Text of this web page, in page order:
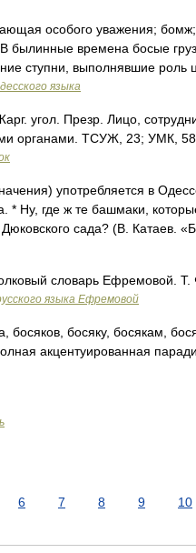
особого уважения;
В былинные времена босые
ступни, выполнявшие роль
языка
угол. Презр. Лицо,
органами. ТСУЖ, 23; УМК,
употребляется в
* Ну, где ж те башмаки,
сада? (В. Катаев.
словарь Ефремовой.
языка Ефремовой
босяков, босяку, босякам,
акцентуированная
6 7 8 9 10